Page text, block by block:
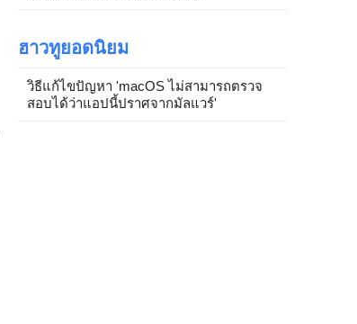
ฮาวทูยอดนิยม
วิธีแก้ไขปัญหา 'macOS ไม่สามารถตรวจ
สอบได้ว่าแอปนี้ปราศจากมัลแวร์'